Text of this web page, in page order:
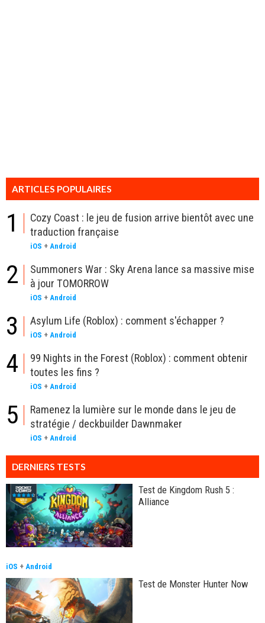
ARTICLES POPULAIRES
1
Cozy Coast : le jeu de fusion arrive bientôt avec une
traduction française
iOS + Android
2
Summoners War : Sky Arena lance sa massive mise
à jour TOMORROW
iOS + Android
3 Asylum Life (Roblox) : comment s'échapper ?
iOS + Android
4
99 Nights in the Forest (Roblox) : comment obtenir
toutes les fins ?
iOS + Android
5
Ramenez la lumière sur le monde dans le jeu de
stratégie / deckbuilder Dawnmaker
iOS + Android
DERNIERS TESTS
Test de Kingdom Rush 5 :
Alliance
iOS + Android
Test de Monster Hunter Now